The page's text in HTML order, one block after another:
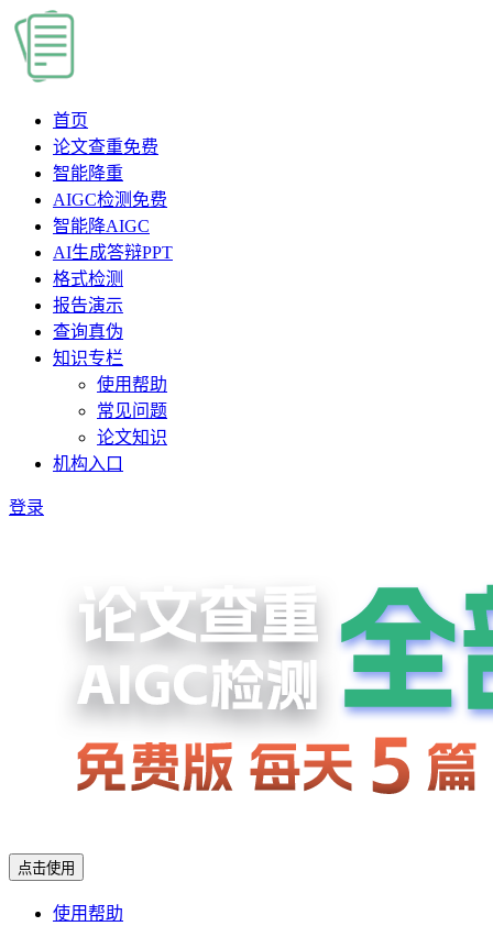
首页
论文查重免费
智能降重
AIGC检测 免费
智能降AIGC
AI生成答辩PPT
格式检测
报告演示
查询真伪
知识专栏
使用帮助
常见问题
论文知识
机构入口
登录
点击使用
使用帮助